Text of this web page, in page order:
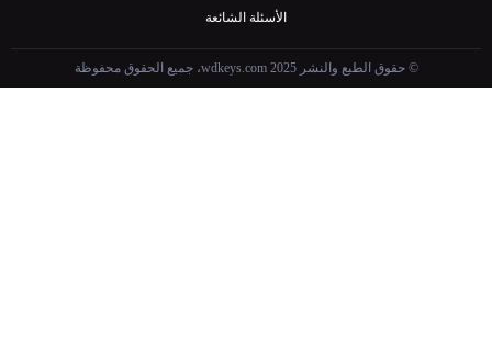
الأسئلة الشائعة
© حقوق الطبع والنشر wdkeys.com 2025، جميع الحقوق محفوظة